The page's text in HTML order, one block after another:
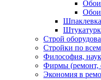
Шпаклевка
Строй
Стройки по
Философия,
Фирмы (ремонт,
Экономия в